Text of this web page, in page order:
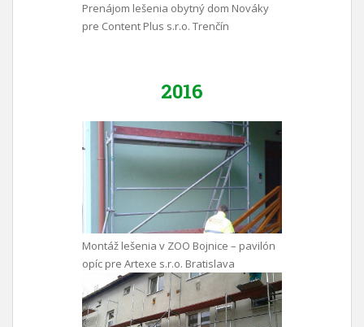
Prenájom lešenia obytný dom Nováky
pre Content Plus s.r.o. Trenčín
2016
Montáž lešenia v ZOO Bojnice – pavilón
opíc pre Artexe s.r.o. Bratislava